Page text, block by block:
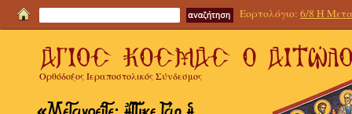
Εορτολόγιο: 6/8 Η
Ορθόδοξος Ιεραποστολικός Σύνδεσμος